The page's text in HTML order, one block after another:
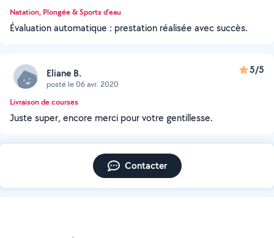
Natation, Plongée & Sports d'eau
Évaluation automatique : prestation réalisée avec succès.
Eliane B.
posté le 06 avr. 2020
5/5
Livraison de courses
Juste super, encore merci pour votre gentillesse.
Contacter